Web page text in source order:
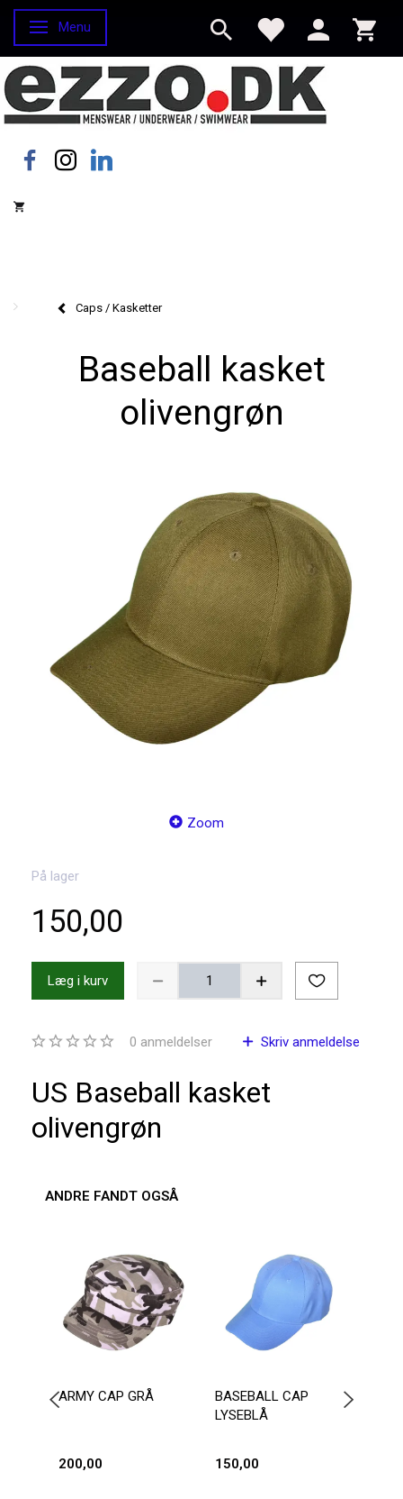
Skifte navigation
Menu
Caps / Kasketter
Baseball kasket
olivengrøn
Zoom
På lager
150,00
Læg i kurv
0 anmeldelser Skriv anmeldelse
US Baseball kasket
olivengrøn
ANDRE FANDT OGSÅ
ARMY CAP GRÅ
200,00
BASEBALL CAP
LYSEBLÅ
150,00